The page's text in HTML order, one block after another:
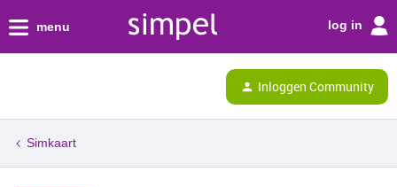
menu log in
Inloggen Community
Simkaart